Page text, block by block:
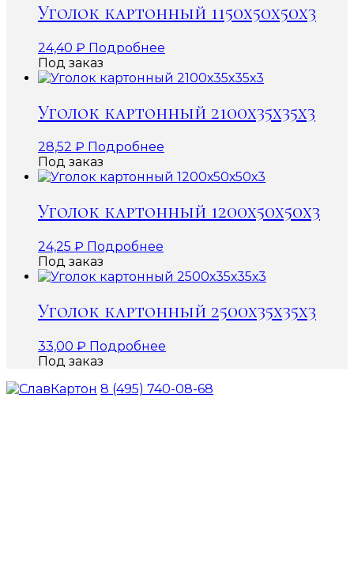
Уголок картонный 1150х50х50х3
24,40 ₽ Подробнее
Под заказ
Уголок картонный 2100х35х35х3
28,52 ₽ Подробнее
Под заказ
Уголок картонный 1200х50х50х3
24,25 ₽ Подробнее
Под заказ
Уголок картонный 2500х35х35х3
33,00 ₽ Подробнее
Под заказ
8 (495) 740-08-68